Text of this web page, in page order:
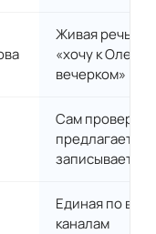
Живая речь:
«хочу к Оле
вечерком»
Сам
предлагает,
записывает
Единая по всем
каналам